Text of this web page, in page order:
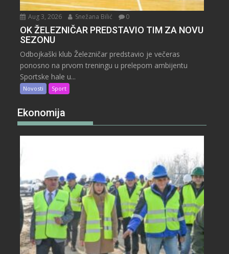
Aug 3, 2026 Snežana Bilić 0
OK ŽELEZNIČAR PREDSTAVIO TIM ZA NOVU
SEZONU
Odbojkaški klub Železničar predstavio je večeras
ponosno na prvom treningu u prelepom ambijentu
Sportske hale u...
Novosti Sport
Ekonomija